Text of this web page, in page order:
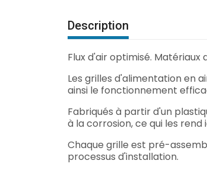
Description
Flux d'air optimisé. Matériaux
Les grilles d'alimentation en
ainsi le fonctionnement
Fabriqués à partir d'un
à la corrosion, ce qui les
Chaque grille est pré-
processus d'installation.